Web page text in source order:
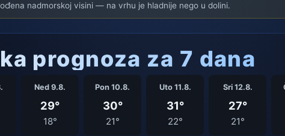
nadmorskoj visini — na vrhu je hladnije nego u dolini.
prognoza za 7 dana
Ned 9.8.
29°
18°
Pon 10.8.
30°
21°
Uto 11.8.
31°
22°
Sri 12.8.
27°
21°